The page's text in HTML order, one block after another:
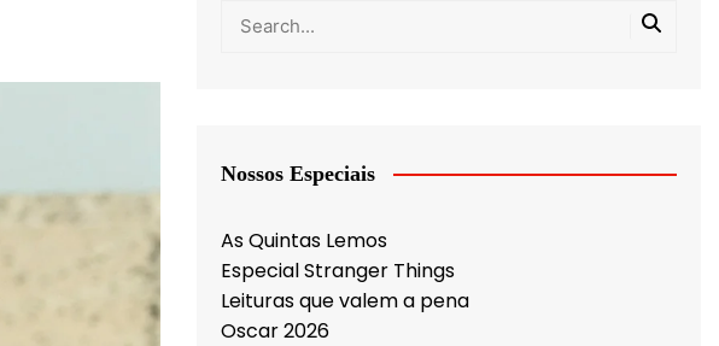
Nossos Especiais
As Quintas Lemos
Especial Stranger Things
Leituras que valem a pena
Oscar 2026